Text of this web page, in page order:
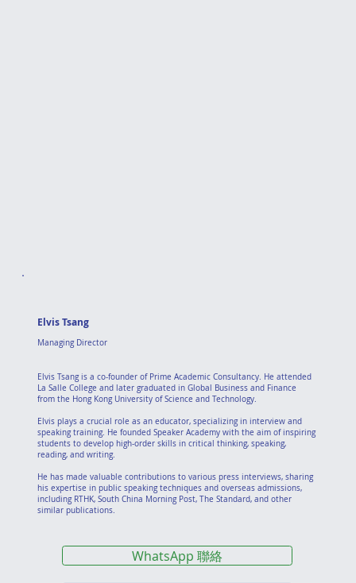
Managing Director
Elvis Tsang
WhatsApp 聯絡
Elvis Tsang is a co-founder of Prime Academic Consultancy. He attended
La Salle College and later graduated in Global Business and Finance
from the Hong Kong University of Science and Technology.
Elvis plays a crucial role as an educator, specializing in interview and
speaking training. He founded Speaker Academy with the aim of inspiring
students to develop high-order skills in critical thinking, speaking,
reading, and writing.
He has made valuable contributions to various press interviews, sharing
his expertise in public speaking techniques and overseas admissions,
including RTHK, South China Morning Post, The Standard, and other
similar publications.